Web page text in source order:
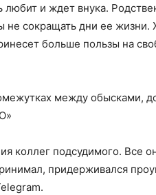
и ждет внука.
не сокращать дни ее
больше пользы на
между обысками,
коллег подсудимого. Все
придерживался